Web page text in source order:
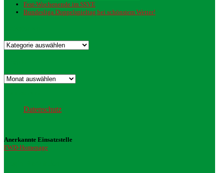
Fest-Wochenende im SSVE
Bundesliga Doppelspieltag bei schönstem Wetter!
Kategorien
Archiv
Datenschutz
Anerkannte Einsatzstelle
FWD-Homepage